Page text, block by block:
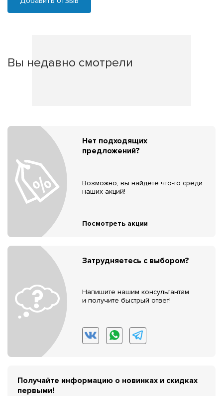
Вы недавно смотрели
Нет подходящих
предложений?
Возможно, вы найдёте что-то среди
наших акций!
Посмотреть акции
Затрудняетесь с выбором?
Напишите нашим консультантам
и получите быстрый ответ!
Получайте информацию о новинках и скидках
первыми!